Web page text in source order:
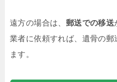
遠方の場合は、 郵送での移送
業者に依頼すれば、遺骨の郵
ます。